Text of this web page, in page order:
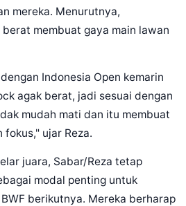
mereka. Menurutnya,
membuat gaya main lawan
Indonesia Open kemarin
agak berat, jadi sesuai dengan
mudah mati dan itu membuat
ujar Reza.
juara, Sabar/Reza tetap
modal penting untuk
berikutnya. Mereka berharap